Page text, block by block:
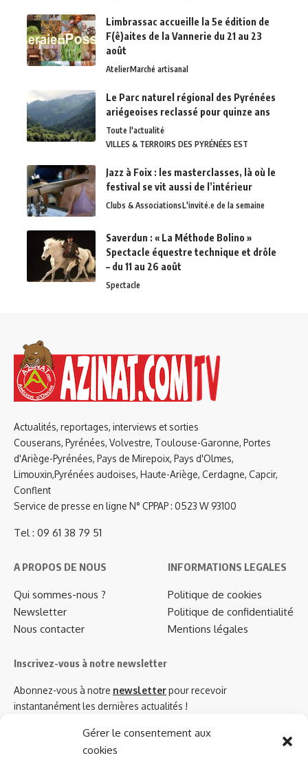
Gérer le consentement aux
cookies
Limbrassac accueille la 5e édition de
F(ê)aites de la Vannerie du 21 au 23
août
AtelierMarché artisanal
Le Parc naturel régional des Pyrénées
ariégeoises reclassé pour quinze ans
Toute l'actualité
VILLES & TERROIRS DES PYRÉNÉES EST
Jazz à Foix : les masterclasses, là où le
festival se vit aussi de l’intérieur
Clubs & AssociationsL'invité.e de la semaine
Saverdun : « La Méthode Bolino »
Spectacle équestre technique et drôle
– du 11 au 26 août
Spectacle
Actualités, reportages, interviews et sorties
Couserans, Pyrénées, Volvestre, Toulouse-Garonne, Portes
d'Ariège-Pyrénées, Pays de Mirepoix, Pays d'Olmes,
Limouxin,Pyrénées audoises, Haute-Ariège, Cerdagne, Capcir,
Conflent
Service de presse en ligne N° CPPAP : 0523 W 93100
Tel : 09 61 38 79 51
A PROPOS DE NOUS
Qui sommes-nous ?
Newsletter
Nous contacter
INFORMATIONS LEGALES
Politique de cookies
Politique de confidentialité
Mentions légales
Inscrivez-vous à notre newsletter
Abonnez-vous à notre newsletterpour recevoir
instantanément les dernières actualités !
Azinat.com TV soutient